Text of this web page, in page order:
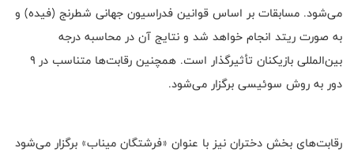
می‌شود. مسابقات بر اساس قوانین فدراسیون جهانی شطرنج (فیده) و
به صورت ریتد انجام خواهد شد و نتایج آن در محاسبه درجه
بین‌المللی بازیکنان تأثیرگذار است. همچنین رقابت‌ها متناسب در ۹
دور به روش سوئیسی برگزار می‌شود.
رقابت‌های بخش دختران نیز با عنوان «فرشتگان میناب» برگزار می‌شود